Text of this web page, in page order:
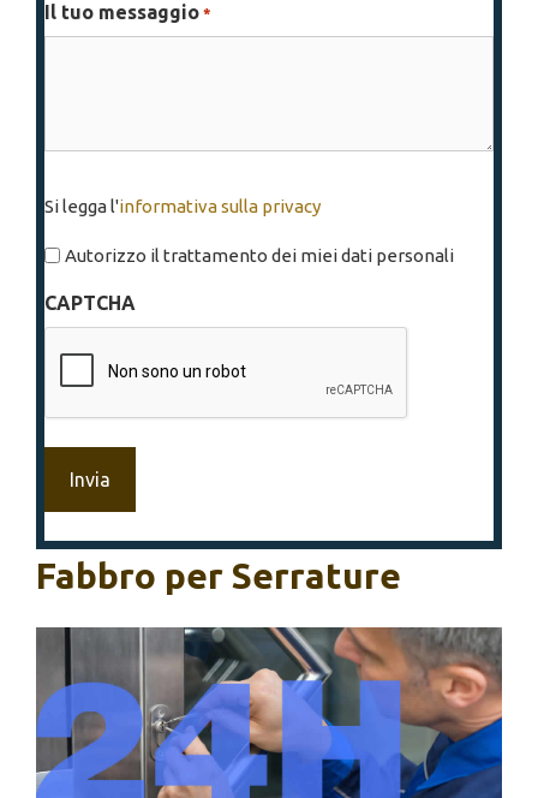
Il tuo messaggio *
legga
l'informativa
privacy
Si legga l'informativa sulla privacy
Autorizzo il trattamento dei miei dati personali
CAPTCHA
Fabbro per Serrature